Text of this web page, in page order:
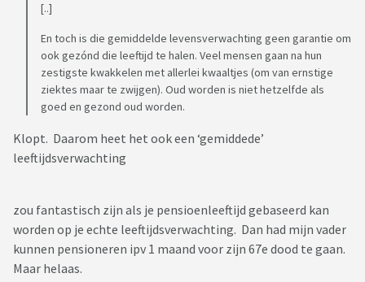
[..]
En toch is die gemiddelde levensverwachting geen garantie om
ook gezónd die leeftijd te halen. Veel mensen gaan na hun
zestigste kwakkelen met allerlei kwaaltjes (om van ernstige
ziektes maar te zwijgen). Oud worden is niet hetzelfde als
goed en gezond oud worden.
Klopt. Daarom heet het ook een ‘gemiddede’
leeftijdsverwachting
zou fantastisch zijn als je pensioenleeftijd gebaseerd kan
worden op je echte leeftijdsverwachting. Dan had mijn vader
kunnen pensioneren ipv 1 maand voor zijn 67e dood te gaan.
Maar helaas.